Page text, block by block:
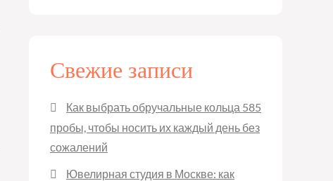
Свежие записи
Как выбрать обручальные кольца 585
пробы, чтобы носить их каждый день без
сожалений
Ювелирная студия в Москве: как